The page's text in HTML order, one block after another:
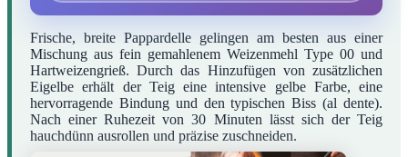
Frische, breite Pappardelle gelingen am besten aus einer
Mischung aus fein gemahlenem Weizenmehl Type 00 und
Hartweizengrieß. Durch das Hinzufügen von zusätzlichen
Eigelbe erhält der Teig eine intensive gelbe Farbe, eine
hervorragende Bindung und den typischen Biss (al dente).
Nach einer Ruhezeit von 30 Minuten lässt sich der Teig
hauchdünn ausrollen und präzise zuschneiden.